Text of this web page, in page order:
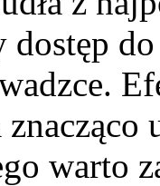
dostęp
warto